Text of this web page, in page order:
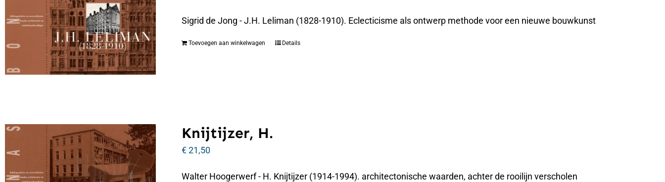
Sigrid de Jong - J.H. Leliman (1828-1910). Eclecticisme als ontwerp methode voor een nieuwe bouwkunst
Toevoegen aan winkelwagen Details
Knijtijzer, H.
€21,50
Walter Hoogerwerf - H. Knijtijzer (1914-1994). architectonische waarden, achter de rooilijn verscholen